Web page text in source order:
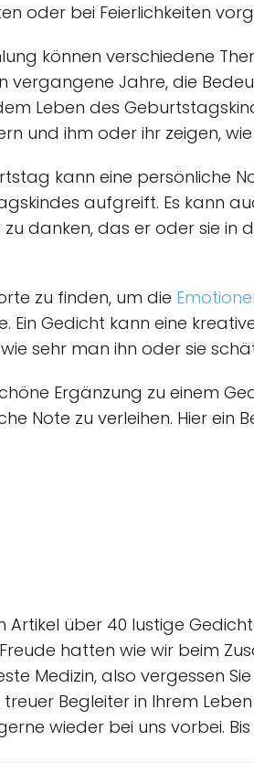
oder bei Feierlichkeiten
können verschiedene
vergangene Jahre, die
Leben des
und ihm oder ihr zeigen,
kann eine persönliche
aufgreift. Es kann
danken, das er oder sie in
zu finden, um die
Ein Gedicht kann eine
sehr man ihn oder sie
Ergänzung zu einem
Note zu verleihen. Hier ein
Artikel über 40 lustige
hatten wie wir beim
Medizin, also vergessen
Begleiter in Ihrem
wieder bei uns vorbei.